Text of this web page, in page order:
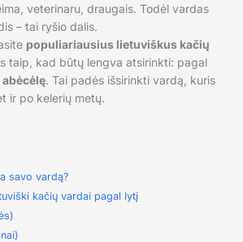
veterinaru, draugais. Todėl vardas
– tai ryšio dalis.
populiariausius lietuviškus kačių
taip, kad būtų lengva atsirinkti: pagal
abėcėlę. Tai padės išsirinkti vardą, kuris
ir po kelerių metų.
savo vardą?
kačių vardai pagal lytį